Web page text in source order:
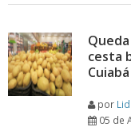
cesta
Cuiabá
por
05 de